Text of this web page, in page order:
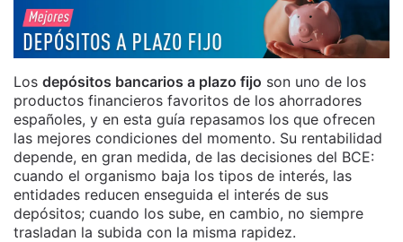
Los depósitos bancarios a plazo fijo son uno de los
productos financieros favoritos de los ahorradores
españoles, y en esta guía repasamos los que ofrecen
las mejores condiciones del momento. Su rentabilidad
depende, en gran medida, de las decisiones del BCE:
cuando el organismo baja los tipos de interés, las
entidades reducen enseguida el interés de sus
depósitos; cuando los sube, en cambio, no siempre
trasladan la subida con la misma rapidez.